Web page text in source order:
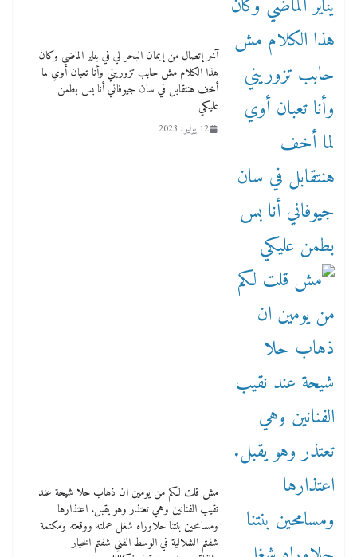
آخر إتصال من إيمان البحر لي في يناير الماضي وكان
هذا الكلام مش حابب تزوريني وأنا تعبان أوي لما
أخف هنتقابل في سان جيوفاني أنا بس بطمن
عليكي
12 يوليو، 2023
مش قلت لكم من يومين ان ذهاب حلا شيحة عند
نقيب الفنانين وهي تعتذر وهو يقبل. اعتذارها
ومسامحين بنتنا حلاوراه شغل عملته ووقعته ومكتمة
شفتم الشلالية في الوسط الفني شفتم الخيار